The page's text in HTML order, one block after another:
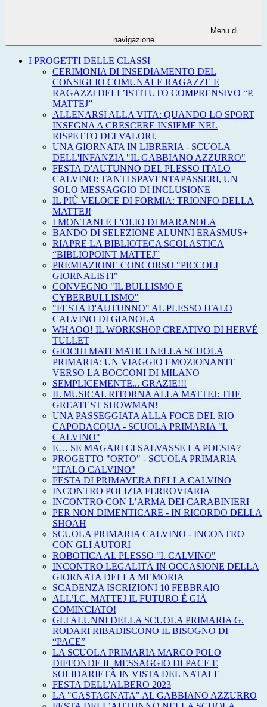
Menu di
navigazione
I PROGETTI DELLE CLASSI
CERIMONIA DI INSEDIAMENTO DEL
CONSIGLIO COMUNALE RAGAZZE E
RAGAZZI DELL’ISTITUTO COMPRENSIVO “P.
MATTEJ”
ALLENARSI ALLA VITA: QUANDO LO SPORT
INSEGNA A CRESCERE INSIEME NEL
RISPETTO DEI VALORI.
UNA GIORNATA IN LIBRERIA - SCUOLA
DELL'INFANZIA "IL GABBIANO AZZURRO"
FESTA D'AUTUNNO DEL PLESSO ITALO
CALVINO: TANTI SPAVENTAPASSERI, UN
SOLO MESSAGGIO DI INCLUSIONE
IL PIÙ VELOCE DI FORMIA: TRIONFO DELLA
MATTEJ!
I MONTANI E L'OLIO DI MARANOLA
BANDO DI SELEZIONE ALUNNI ERASMUS+
RIAPRE LA BIBLIOTECA SCOLASTICA
“BIBLIOPOINT MATTEJ”
PREMIAZIONE CONCORSO "PICCOLI
GIORNALISTI"
CONVEGNO "IL BULLISMO E
CYBERBULLISMO"
"FESTA D'AUTUNNO" AL PLESSO ITALO
CALVINO DI GIANOLA
WHAOO! IL WORKSHOP CREATIVO DI HERVÉ
TULLET
GIOCHI MATEMATICI NELLA SCUOLA
PRIMARIA: UN VIAGGIO EMOZIONANTE
VERSO LA BOCCONI DI MILANO
SEMPLICEMENTE... GRAZIE!!!
IL MUSICAL RITORNA ALLA MATTEJ: THE
GREATEST SHOWMAN!
UNA PASSEGGIATA ALLA FOCE DEL RIO
CAPODACQUA - SCUOLA PRIMARIA "I.
CALVINO"
E… SE MAGARI CI SALVASSE LA POESIA?
PROGETTO "ORTO" - SCUOLA PRIMARIA
"ITALO CALVINO"
FESTA DI PRIMAVERA DELLA CALVINO
INCONTRO POLIZIA FERROVIARIA
INCONTRO CON L’ARMA DEI CARABINIERI
PER NON DIMENTICARE - IN RICORDO DELLA
SHOAH
SCUOLA PRIMARIA CALVINO - INCONTRO
CON GLI AUTORI
ROBOTICA AL PLESSO "I. CALVINO"
INCONTRO LEGALITÀ IN OCCASIONE DELLA
GIORNATA DELLA MEMORIA
SCADENZA ISCRIZIONI 10 FEBBRAIO
ALL’I.C. MATTEJ IL FUTURO È GIÀ
COMINCIATO!
GLI ALUNNI DELLA SCUOLA PRIMARIA G.
RODARI RIBADISCONO IL BISOGNO DI
“PACE”
LA SCUOLA PRIMARIA MARCO POLO
DIFFONDE IL MESSAGGIO DI PACE E
SOLIDARIETÀ IN VISTA DEL NATALE
FESTA DELL'ALBERO 2023
LA "CASTAGNATA" AL GABBIANO AZZURRO